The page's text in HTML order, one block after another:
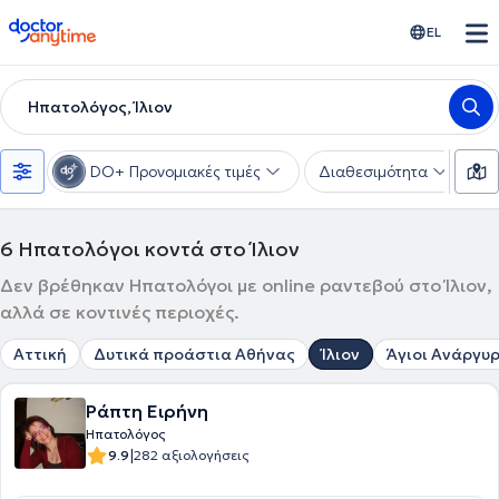
doctoranytime EL
Ηπατολόγος, Ίλιον
DO+ Προνομιακές τιμές Διαθεσιμότητα
6 Ηπατολόγοι κοντά στο Ίλιον
Δεν βρέθηκαν Ηπατολόγοι με online ραντεβού στο Ίλιον,
αλλά σε κοντινές περιοχές.
Αττική Δυτικά προάστια Αθήνας Ίλιον Άγιοι
Ράπτη Ειρήνη
Ηπατολόγος
9.9|282 αξιολογήσεις